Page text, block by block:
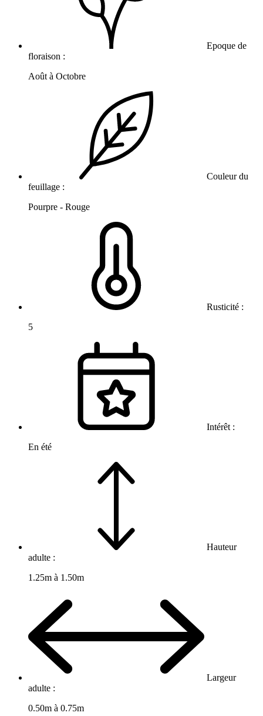
Epoque de
floraison :
Août à Octobre
Couleur du
feuillage :
Pourpre - Rouge
Rusticité :
5
Intérêt :
En été
Hauteur
adulte :
1.25m à 1.50m
Largeur
adulte :
0.50m à 0.75m